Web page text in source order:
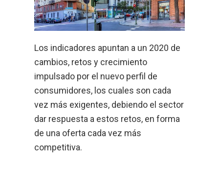
Los indicadores apuntan a un 2020 de
cambios, retos y crecimiento
impulsado por el nuevo perfil de
consumidores, los cuales son cada
vez más exigentes, debiendo el sector
dar respuesta a estos retos, en forma
de una oferta cada vez más
competitiva.